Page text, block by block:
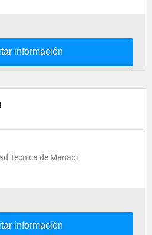
información
Tecnica de Manabi
información